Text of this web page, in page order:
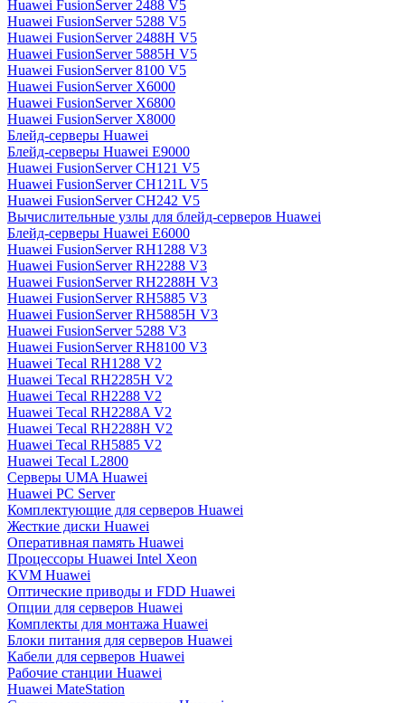
Huawei FusionServer 2488 V5
Huawei FusionServer 5288 V5
Huawei FusionServer 2488H V5
Huawei FusionServer 5885H V5
Huawei FusionServer 8100 V5
Huawei FusionServer X6000
Huawei FusionServer X6800
Huawei FusionServer X8000
Блейд-серверы Huawei
Блейд-серверы Huawei E9000
Huawei FusionServer CH121 V5
Huawei FusionServer CH121L V5
Huawei FusionServer CH242 V5
Вычислительные узлы для блейд-серверов Huawei
Блейд-серверы Huawei E6000
Huawei FusionServer RH1288 V3
Huawei FusionServer RH2288 V3
Huawei FusionServer RH2288H V3
Huawei FusionServer RH5885 V3
Huawei FusionServer RH5885H V3
Huawei FusionServer 5288 V3
Huawei FusionServer RH8100 V3
Huawei Tecal RH1288 V2
Huawei Tecal RH2285H V2
Huawei Tecal RH2288 V2
Huawei Tecal RH2288A V2
Huawei Tecal RH2288H V2
Huawei Tecal RH5885 V2
Huawei Tecal L2800
Серверы UMA Huawei
Huawei PC Server
Комплектующие для серверов Huawei
Жесткие диски Huawei
Оперативная память Huawei
Процессоры Huawei Intel Xeon
KVM Huawei
Оптические приводы и FDD Huawei
Опции для серверов Huawei
Комплекты для монтажа Huawei
Блоки питания для серверов Huawei
Кабели для серверов Huawei
Рабочие станции Huawei
Huawei MateStation